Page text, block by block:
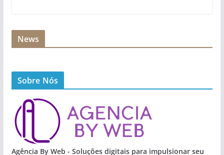
News
Sobre Nós
Agência By Web - Soluções digitais para impulsionar seu